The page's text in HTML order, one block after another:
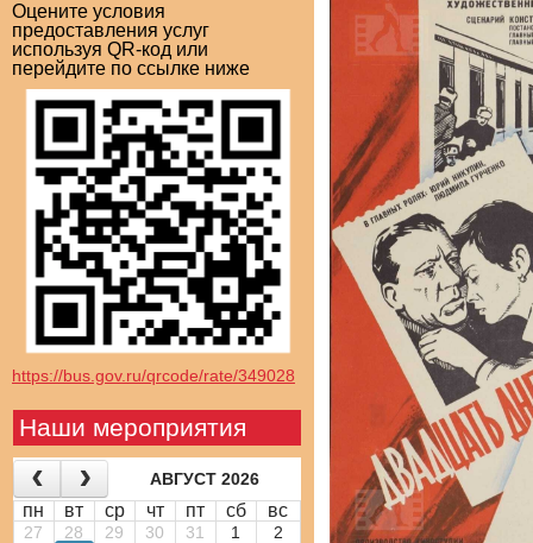
Оцените условия
предоставления услуг
используя QR-код или
перейдите по ссылке ниже
https://bus.gov.ru/qrcode/rate/349028
Наши мероприятия
АВГУСТ 2026
пн вт ср чт пт сб вс
27 28 29 30 31 1 2